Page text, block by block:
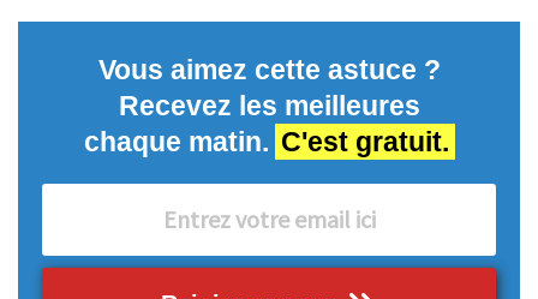
Vous aimez cette astuce ?
Recevez les meilleures
chaque matin. C'est gratuit.